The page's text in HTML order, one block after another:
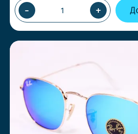
- +